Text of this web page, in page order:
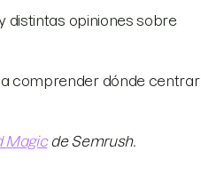
distintas opiniones sobre
a comprender dónde centrar
Magicde Semrush.